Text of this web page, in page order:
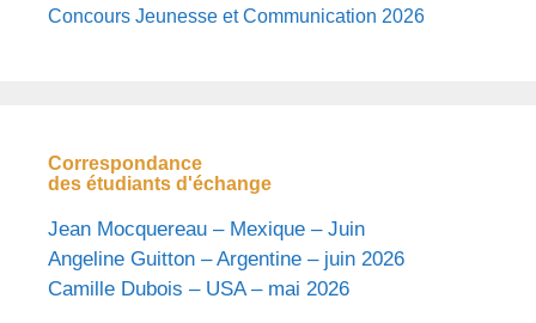
Concours Jeunesse et Communication 2026
Correspondance
des étudiants d'échange
Jean Mocquereau – Mexique – Juin
Angeline Guitton – Argentine – juin 2026
Camille Dubois – USA – mai 2026